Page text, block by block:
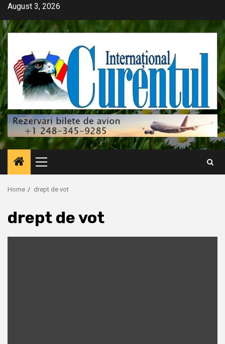
Skip
content
August 3, 2026
Primary
Menu
Home drept de vot
drept de vot